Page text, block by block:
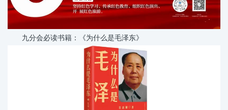
九分会必读书籍：《为什么是毛泽东》